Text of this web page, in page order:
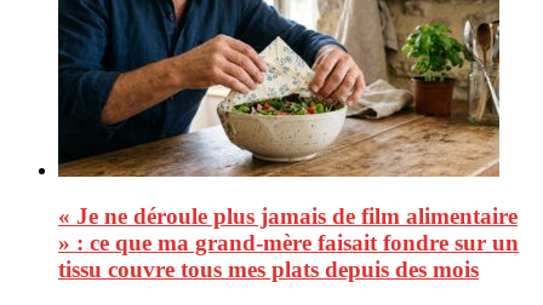
« Je ne déroule plus jamais de film alimentaire
» : ce que ma grand-mère faisait fondre sur un
tissu couvre tous mes plats depuis des mois